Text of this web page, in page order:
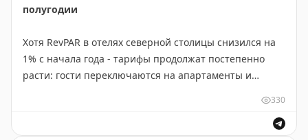
полугодии
Хотя RevPAR в отелях северной столицы снизился на
1% с начала года - тарифы продолжат постепенно
расти: гости переключаются на апартаменты и
330